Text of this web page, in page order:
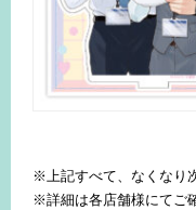
※上記すべて、なくなり
※詳細は各店舗様にてご